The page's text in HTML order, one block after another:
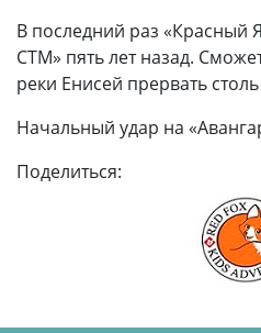
В последний раз «Красный
СТМ» пять лет назад.
реки Енисей прервать
Начальный удар на
Поделиться: